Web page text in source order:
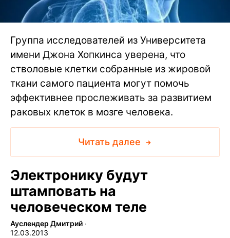
Группа исследователей из Университета
имени Джона Хопкинса уверена, что
стволовые клетки собранные из жировой
ткани самого пациента могут помочь
эффективнее прослеживать за развитием
раковых клеток в мозге человека.
Читать далее
Электронику будут
штамповать на
человеческом теле
Ауслендер Дмитрий ∙
12.03.2013